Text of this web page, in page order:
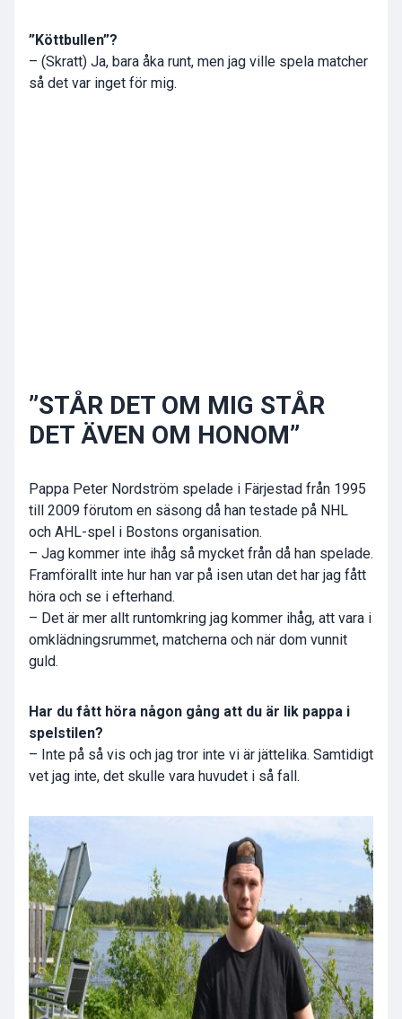
”Köttbullen”?
– (Skratt) Ja, bara åka runt, men jag ville spela matcher
så det var inget för mig.
”STÅR DET OM MIG STÅR
DET ÄVEN OM HONOM”
Pappa Peter Nordström spelade i Färjestad från 1995
till 2009 förutom en säsong då han testade på NHL
och AHL-spel i Bostons organisation.
– Jag kommer inte ihåg så mycket från då han spelade.
Framförallt inte hur han var på isen utan det har jag fått
höra och se i efterhand.
– Det är mer allt runtomkring jag kommer ihåg, att vara i
omklädningsrummet, matcherna och när dom vunnit
guld.
Har du fått höra någon gång att du är lik pappa i
spelstilen?
– Inte på så vis och jag tror inte vi är jättelika. Samtidigt
vet jag inte, det skulle vara huvudet i så fall.